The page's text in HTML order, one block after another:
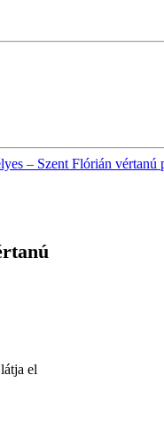
– Szent Flórián vértanú
látja el